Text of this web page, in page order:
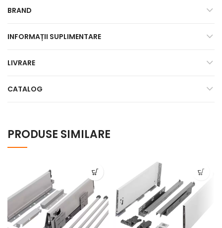
BRAND
INFORMAȚII SUPLIMENTARE
LIVRARE
CATALOG
PRODUSE SIMILARE